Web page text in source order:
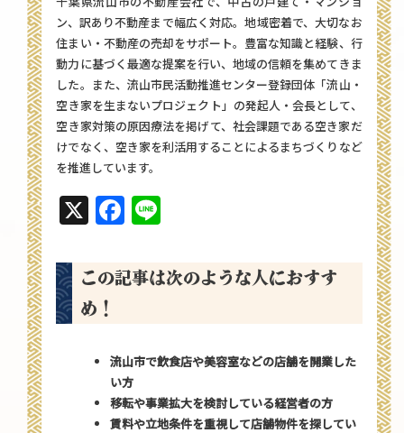
ン、訳あり不動産まで幅広く対応。地域密着で、大切なお
住まい・不動産の売却をサポート。豊富な知識と経験、行
動力に基づく最適な提案を行い、地域の信頼を集めてきま
した。また、流山市民活動推進センター登録団体「流山・
空き家を生まないプロジェクト」の発起人・会長として、
空き家対策の原因療法を掲げて、社会課題である空き家だ
けでなく、空き家を利活用することによるまちづくりなど
を推進しています。
X Facebook
この記事は次のような人におすす
め！
流山市で飲食店や美容室などの店舗を開業した
い方
移転や事業拡大を検討している経営者の方
賃料や立地条件を重視して店舗物件を探してい